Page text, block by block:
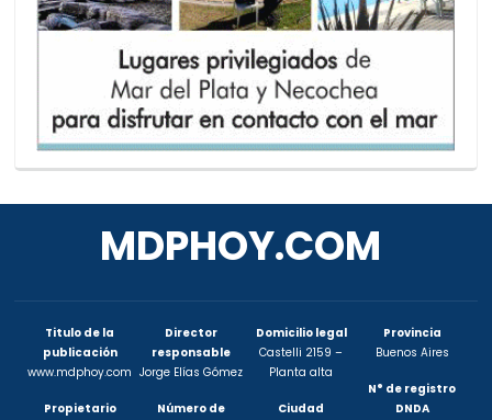
MDPHOY.COM
Titulo de la
publicación
www.mdphoy.com
Propietario
Director
responsable
Jorge Elías Gómez
Número de
Domicilio legal
Castelli 2159 –
Planta alta
Ciudad
Provincia
Buenos Aires
N° de registro
DNDA